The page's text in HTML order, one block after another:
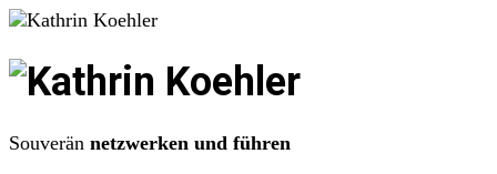
Kathrin
Koehler
Souverän netzwerken und führen